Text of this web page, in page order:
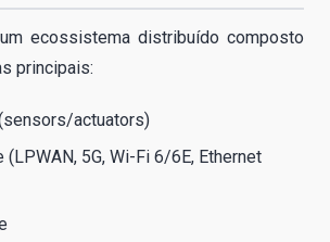
ecossistema distribuído composto
principais:
actuators)
(LPWAN, 5G, Wi-Fi 6/6E, Ethernet